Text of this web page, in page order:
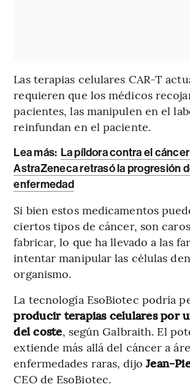
Las terapias celulares CAR-T
requieren que los médicos
pacientes, las manipulen en el
reinfundan en el paciente.
Lea más: La píldora contra el
AstraZeneca retrasó la progresión
enfermedad
Si bien estos medicamentos
ciertos tipos de cáncer, son
fabricar, lo que ha llevado a las
intentar manipular las células
organismo.
La tecnología EsoBiotec podría
producir terapias celulares por
del coste, según Galbraith. El
extiende más allá del cáncer a
enfermedades raras, dijo Jean-
CEO de EsoBiotec.